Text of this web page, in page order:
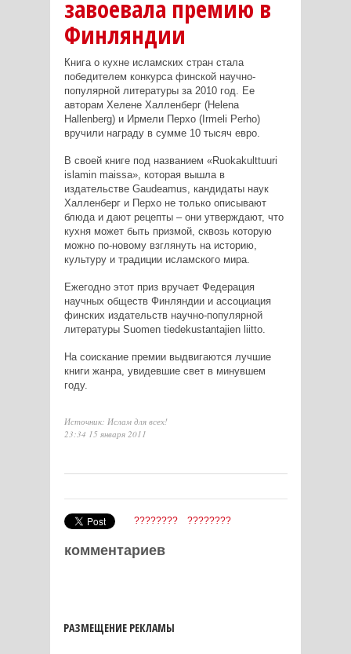
завоевала премию в
Финляндии
Книга о кухне исламских стран стала
победителем конкурса финской научно-
популярной литературы за 2010 год. Ее
авторам Хелене Халленберг (Helena
Hallenberg) и Ирмели Перхо (Irmeli Perho)
вручили награду в сумме 10 тысяч евро.
В своей книге под названием «Ruokakulttuuri
islamin maissa», которая вышла в
издательстве Gaudeamus, кандидаты наук
Халленберг и Перхо не только описывают
блюда и дают рецепты – они утверждают, что
кухня может быть призмой, сквозь которую
можно по-новому взглянуть на историю,
культуру и традиции исламского мира.
Ежегодно этот приз вручает Федерация
научных обществ Финляндии и ассоциация
финских издательств научно-популярной
литературы Suomen tiedekustantajien liitto.
На соискание премии выдвигаются лучшие
книги жанра, увидевшие свет в минувшем
году.
Источник: Ислам для всех!
23:34 15 января 2011
???????? ????????
комментариев
РАЗМЕЩЕНИЕ РЕКЛАМЫ